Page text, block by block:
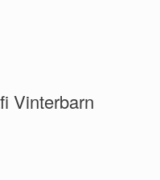
Vinterbarn